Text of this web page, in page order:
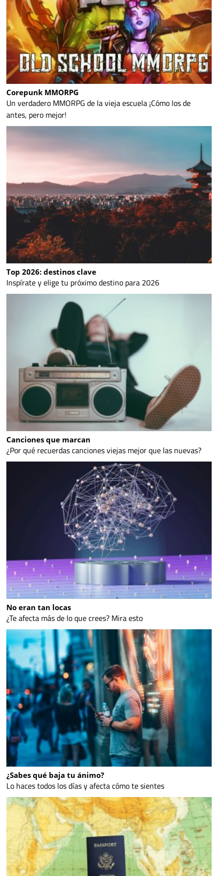
Corepunk MMORPG
Un verdadero MMORPG de la vieja escuela ¡Cómo los de
antes, pero mejor!
Top 2026: destinos clave
Inspírate y elige tu próximo destino para 2026
Canciones que marcan
¿Por qué recuerdas canciones viejas mejor que las nuevas?
No eran tan locas
¿Te afecta más de lo que crees? Mira esto
¿Sabes qué baja tu ánimo?
Lo haces todos los días y afecta cómo te sientes